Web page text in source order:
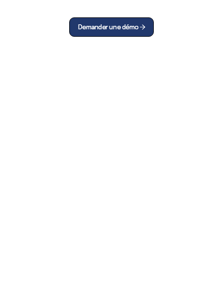
Demander une démo 
Demander une démo 